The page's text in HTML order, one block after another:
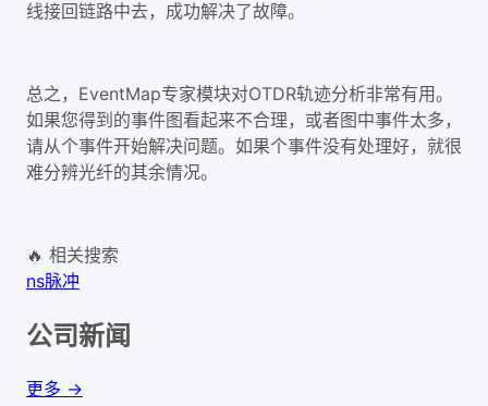
线接回链路中去，成功解决了故障。
总之，EventMap专家模块对OTDR轨迹分析非常有用。
如果您得到的事件图看起来不合理，或者图中事件太多，
请从个事件开始解决问题。如果个事件没有处理好，就很
难分辨光纤的其余情况。
🔥 相关搜索
ns脉冲
公司新闻
更多 →